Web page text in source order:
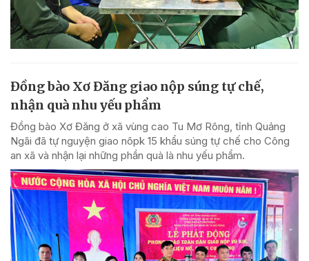
Đồng bào Xơ Đăng giao nộp súng tự chế,
nhận quà nhu yếu phẩm
Đồng bào Xơ Đăng ở xã vùng cao Tu Mơ Rông, tỉnh Quảng
Ngãi đã tự nguyện giao nôpk 15 khẩu súng tự chế cho Công
an xã và nhận lại những phần quà là nhu yếu phẩm.